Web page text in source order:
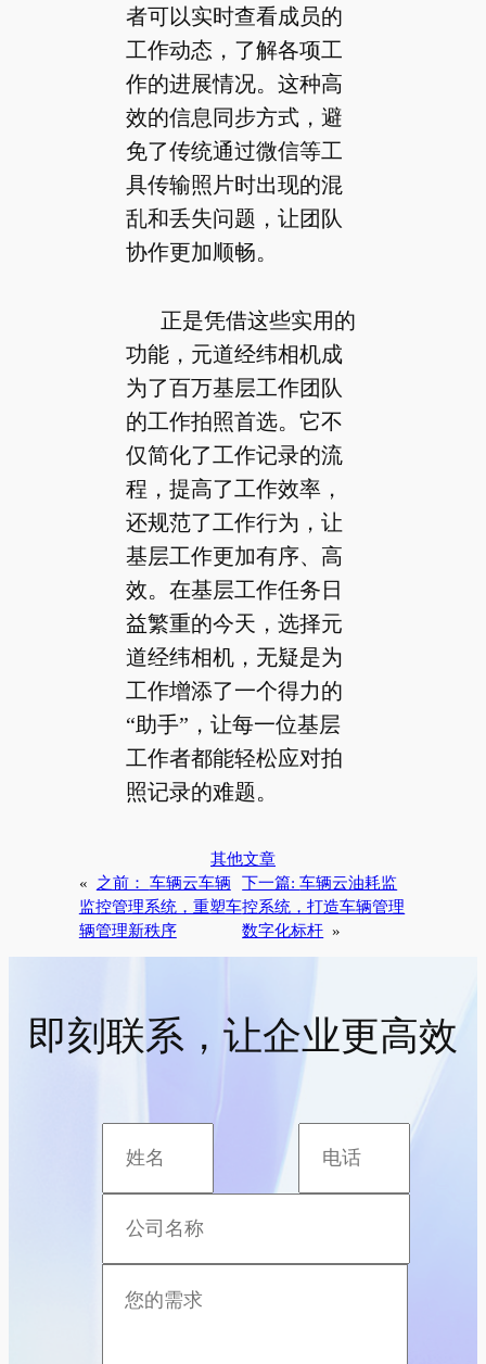
者可以实时查看成员的
工作动态，了解各项工
作的进展情况。这种高
效的信息同步方式，避
免了传统通过微信等工
具传输照片时出现的混
乱和丢失问题，让团队
协作更加顺畅。
正是凭借这些实用的
功能，元道经纬相机成
为了百万基层工作团队
的工作拍照首选。它不
仅简化了工作记录的流
程，提高了工作效率，
还规范了工作行为，让
基层工作更加有序、高
效。在基层工作任务日
益繁重的今天，选择元
道经纬相机，无疑是为
工作增添了一个得力的
“助手”，让每一位基层
工作者都能轻松应对拍
照记录的难题。
其他文章
«
之前： 车辆云车辆
监控管理系统，重塑车
辆管理新秩序
下一篇:车辆云油耗监
控系统，打造车辆管理
数字化标杆 »
即刻联系，让企业更高效